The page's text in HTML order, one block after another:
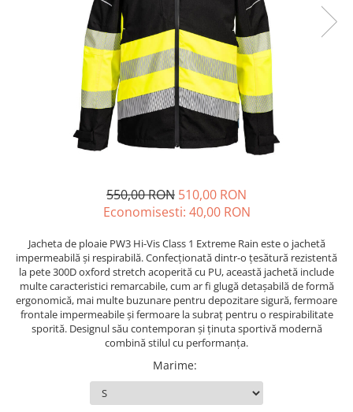
Echere si compasuri
Rulete si metre
Masini de gaurit si insurubat
Masini de slefuit si rindeluit
Masini multifunctionale
Polizoare unghiulare
Scule electrice de banc
Suflante aer cald si aspiratoare
Salopetă cu pieptar
îmbrăcăminte unică folosinţă
Industria Alimentară
Accesorii industria alimentară
Combinezon
Protecţie ignifugă
Combinezoane
Hanorace
Jachete
Pantaloni
Salopete cu pieptar
îmbrăcăminte pentru damă
550,00 RON 510,00 RON
Economisesti: 40,00 RON
Jacheta de ploaie PW3 Hi-Vis Class 1 Extreme Rain este o jachetă
impermeabilă și respirabilă. Confecționată dintr-o țesătură rezistentă
la pete 300D oxford stretch acoperită cu PU, această jachetă include
multe caracteristici remarcabile, cum ar fi glugă detașabilă de formă
ergonomică, mai multe buzunare pentru depozitare sigură, fermoare
frontale impermeabile și fermoare la subraț pentru o respirabilitate
sporită. Designul său contemporan și ținuta sportivă modernă
combină stilul cu performanța.
Marime: